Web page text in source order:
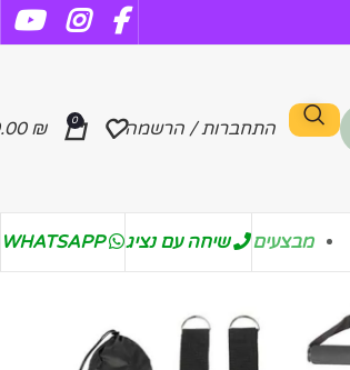
התחברות / הרשמה 0
₪
מבצעים שיחה עם נציג WHATSAPP